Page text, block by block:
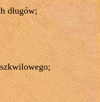
długów;